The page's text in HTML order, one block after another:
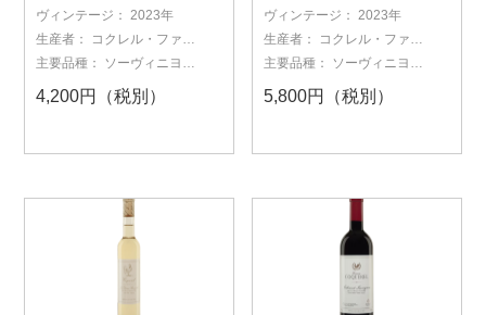
ラン 2023
ヴィンテージ：2023年
生産者：
コクレル・ファミ
リー・エステート
主要品種： ソーヴィニヨ
4,200円（税別）
ラン 2023
ヴィンテージ：2023年
生産者：
コクレル・ファミ
リー・エステート
主要品種： ソーヴィニヨ
5,800円（税別）